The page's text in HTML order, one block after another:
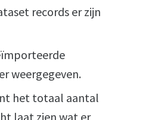
records er zijn
weergegeven.
het totaal aantal
laat zien wat er